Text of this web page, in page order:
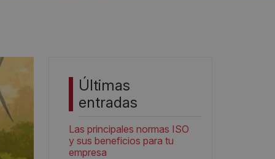
Últimas
entradas
Las principales normas ISO
y sus beneficios para tu
empresa